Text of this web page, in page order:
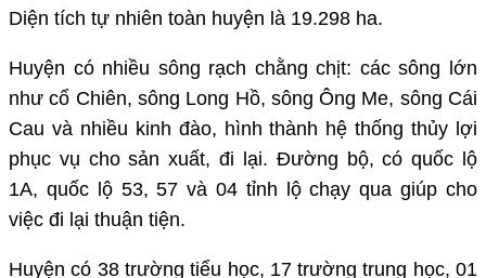
Diện tích tự nhiên toàn huyện là 19.298 ha.
Huyện có nhiều sông rạch chằng chịt: các sông lớn
như cổ Chiên, sông Long Hồ, sông Ông Me, sông Cái
Cau và nhiều kinh đào, hình thành hệ thống thủy lợi
phục vụ cho sản xuất, đi lại. Đường bộ, có quốc lộ
1A, quốc lộ 53, 57 và 04 tỉnh lộ chạy qua giúp cho
việc đi lại thuận tiện.
Huyện có 38 trường tiểu học, 17 trường trung học, 01